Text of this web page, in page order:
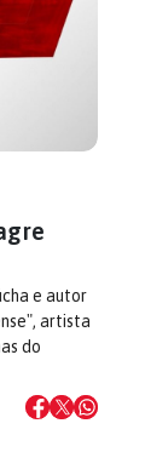
e autor
artista
do